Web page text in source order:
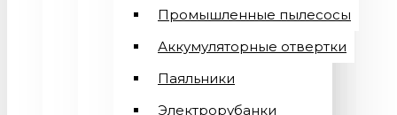
Промышленные пылесосы
Аккумуляторные отвертки
Паяльники
Электрорубанки